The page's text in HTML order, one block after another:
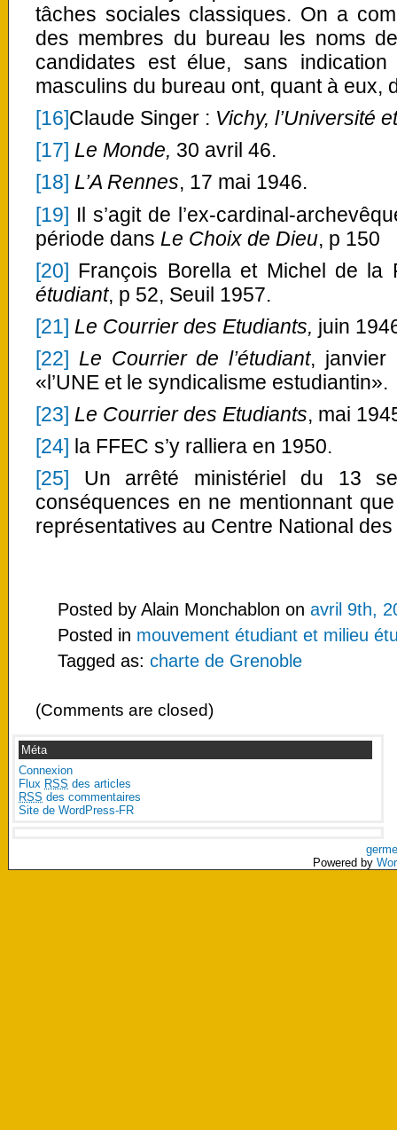
tâches sociales classiques. On a
des membres du bureau les noms
candidates est élue, sans
masculins du bureau ont, quant à eux,
[16]Claude Singer : Vichy, l’Université
[17] Le Monde, 30 avril 46.
[18] L’A Rennes, 17 mai 1946.
[19] Il s’agit de l’ex-cardinal-
période dans Le Choix de Dieu, p 150
[20] François Borella et Michel de
étudiant, p 52, Seuil 1957.
[21] Le Courrier des Etudiants, juin
[22] Le Courrier de l’étudiant, janvier
«l’UNE et le syndicalisme estudiantin».
[23] Le Courrier des Etudiants, mai
[24] la FFEC s’y ralliera en 1950.
[25]
Un arrêté ministériel du 13
conséquences en ne mentionnant
représentatives au Centre National
Posted by Alain Monchablon on avril 9th,
Posted in mouvement étudiant et milieu
Tagged as: charte de Grenoble
(Comments are closed)
Méta
Connexion
Flux RSS des articles
RSS des commentaires
Site de WordPress-FR
Powered by